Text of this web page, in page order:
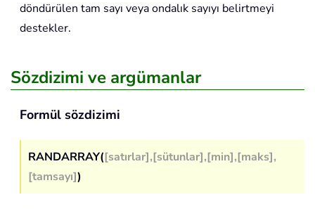
döndürülen tam sayı veya ondalık sayıyı belirtmeyi
destekler.
Sözdizimi ve argümanlar
Formül sözdizimi
RANDARRAY([satırlar],[sütunlar],[min],[maks],
[tamsayı])